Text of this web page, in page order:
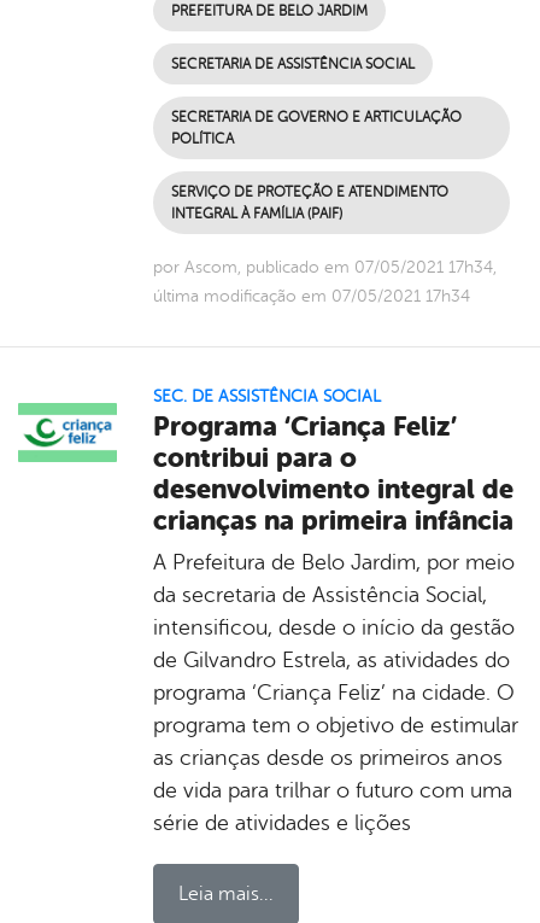
PREFEITURA DE BELO JARDIM
SECRETARIA DE ASSISTÊNCIA SOCIAL
SECRETARIA DE GOVERNO E ARTICULAÇÃO
POLÍTICA
SERVIÇO DE PROTEÇÃO E ATENDIMENTO
INTEGRAL À FAMÍLIA (PAIF)
por Ascom, publicado em 07/05/2021 17h34,
última modificação em 07/05/2021 17h34
SEC. DE ASSISTÊNCIA SOCIAL
Programa ‘Criança Feliz’
contribui para o
desenvolvimento integral de
crianças na primeira infância
A Prefeitura de Belo Jardim, por meio
da secretaria de Assistência Social,
intensificou, desde o início da gestão
de Gilvandro Estrela, as atividades do
programa ‘Criança Feliz’ na cidade. O
programa tem o objetivo de estimular
as crianças desde os primeiros anos
de vida para trilhar o futuro com uma
série de atividades e lições
Leia mais...